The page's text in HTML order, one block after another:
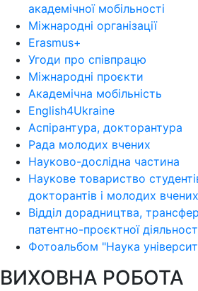
академічної мобільності
Міжнародні організації
Erasmus+
Угоди про співпрацю
Міжнародні проєкти
Академічна мобільність
English4Ukraine
Аспірантура, докторантура
Рада молодих вчених
Науково-дослідна частина
Наукове товариство
докторантів і молодих вчених
Відділ дорадництва,
патентно-проєктної
Фотоальбом "Наука
ВИХОВНА РОБОТА